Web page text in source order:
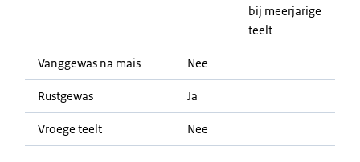
bij meerjarige
teelt
Vanggewas na mais Nee
Rustgewas Ja
Vroege teelt Nee